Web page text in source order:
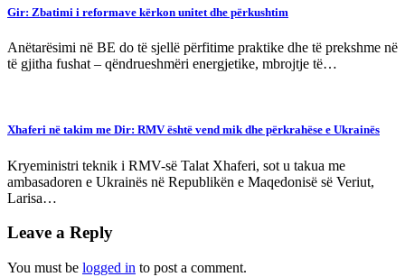
Gir: Zbatimi i reformave kërkon unitet dhe përkushtim
Anëtarësimi në BE do të sjellë përfitime praktike dhe të prekshme në
të gjitha fushat – qëndrueshmëri energjetike, mbrojtje të…
Xhaferi në takim me Dir: RMV është vend mik dhe përkrahëse e Ukrainës
Kryeministri teknik i RMV-së Talat Xhaferi, sot u takua me
ambasadoren e Ukrainës në Republikën e Maqedonisë së Veriut,
Larisa…
Leave a Reply
You must be logged in to post a comment.